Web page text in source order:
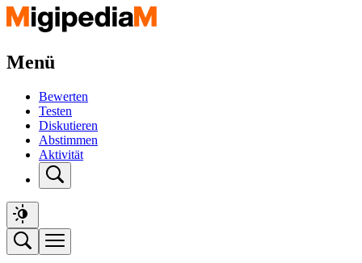
Menü
Bewerten
Testen
Diskutieren
Abstimmen
Aktivität